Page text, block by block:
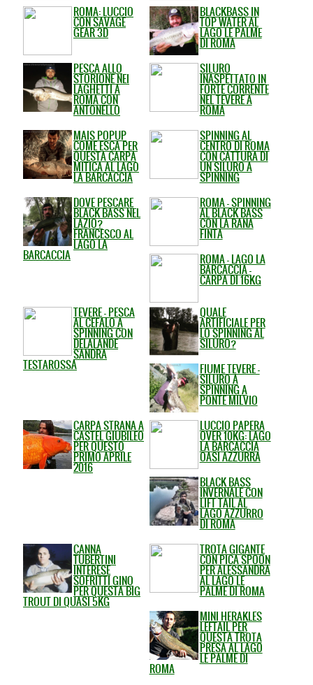
ROMA: LUCCIO
CON SAVAGE
GEAR 3D
BLACKBASS IN
TOP WATER AL
LAGO LE PALME
DI ROMA
PESCA ALLO
STORIONE NEI
LAGHETTI A
ROMA CON
ANTONELLO
SILURO
INASPETTATO IN
FORTE CORRENTE
NEL TEVERE A
ROMA
MAIS POPUP
COME ESCA PER
QUESTA CARPA
MITICA AL LAGO
LA BARCACCIA
SPINNING AL
CENTRO DI ROMA
CON CATTURA DI
UN SILURO A
SPINNING
DOVE PESCARE
BLACK BASS NEL
LAZIO?
FRANCESCO AL
LAGO LA
BARCACCIA
ROMA - SPINNING
AL BLACK BASS
CON LA RANA
FINTA
ROMA - LAGO LA
BARCACCIA -
CARPA DI 16KG
TEVERE - PESCA
AL CEFALO A
SPINNING CON
DELALANDE
SANDRA
TESTAROSSA
QUALE
ARTIFICIALE PER
LO SPINNING AL
SILURO?
FIUME TEVERE -
SILURO A
SPINNING A
PONTE MILVIO
CARPA STRANA A
CASTEL GIUBILEO
PER QUESTO
PRIMO APRILE
2016
LUCCIO PAPERA
OVER 10KG: LAGO
LA BARCACCIA
OASI AZZURRA
BLACK BASS
INVERNALE CON
LIFT TAIL AL
LAGO AZZURRO
DI ROMA
CANNA
TUBERTINI
INTERESE
SOFRITTI GINO
PER QUESTA BIG
TROUT DI QUASI 5KG
TROTA GIGANTE
CON PICA SPOON
PER ALESSANDRA
AL LAGO LE
PALME DI ROMA
MINI HERAKLES
LEFTAIL PER
QUESTA TROTA
PRESA AL LAGO
LE PALME DI
ROMA